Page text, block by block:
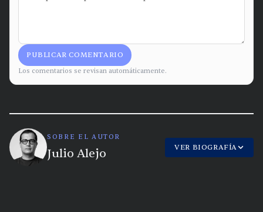
PUBLICAR COMENTARIO
Los comentarios se revisan automáticamente.
SOBRE EL AUTOR
Julio Alejo VER BIOGRAFÍA